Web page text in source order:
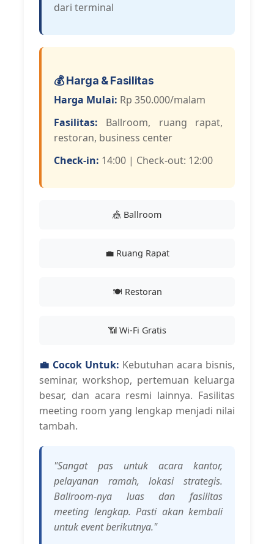
dari terminal
💰 Harga & Fasilitas
Harga Mulai: Rp 350.000/malam
Fasilitas: Ballroom, ruang rapat,
restoran, business center
Check-in: 14:00 | Check-out: 12:00
🎪 Ballroom
💼 Ruang Rapat
🍽️ Restoran
📶 Wi-Fi Gratis
💼 Cocok Untuk: Kebutuhan acara bisnis,
seminar, workshop, pertemuan keluarga
besar, dan acara resmi lainnya. Fasilitas
meeting room yang lengkap menjadi nilai
tambah.
"Sangat pas untuk acara kantor,
pelayanan ramah, lokasi strategis.
Ballroom-nya luas dan fasilitas
meeting lengkap. Pasti akan kembali
untuk event berikutnya."